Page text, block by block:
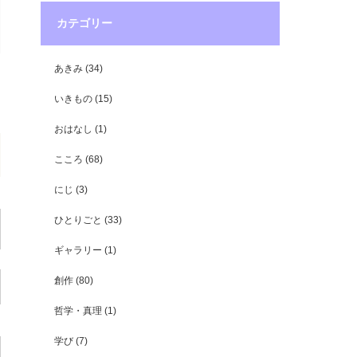
カテゴリー
あきみ (34)
いきもの (15)
おはなし (1)
こころ (68)
にじ (3)
ひとりごと (33)
ギャラリー (1)
創作 (80)
哲学・真理 (1)
学び (7)